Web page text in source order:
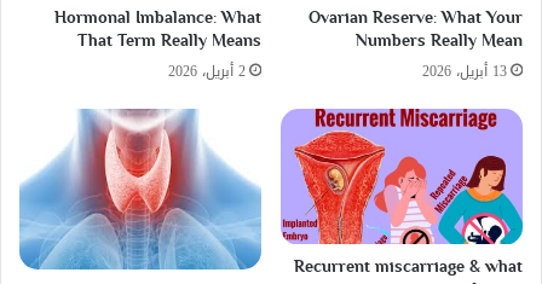
Ovarian Reserve: What Your
Numbers Really Mean
13 أبريل، 2026
Hormonal Imbalance: What
That Term Really Means
2 أبريل، 2026
Recurrent miscarriage & what